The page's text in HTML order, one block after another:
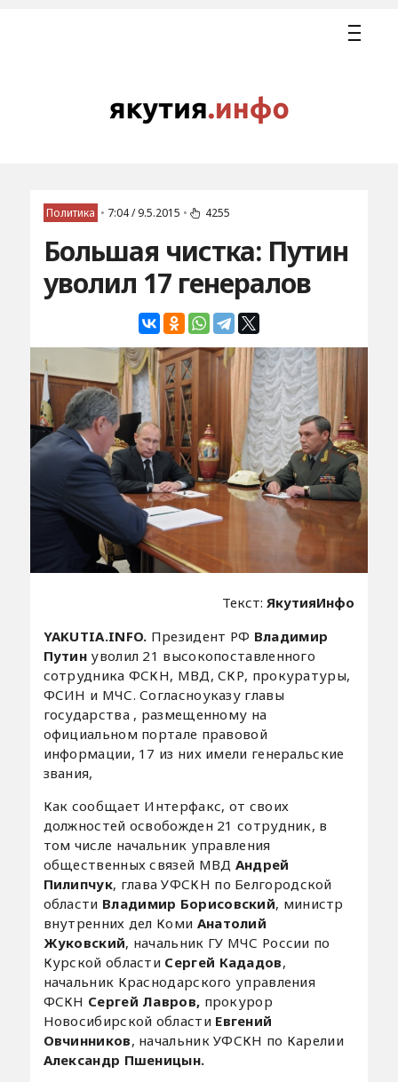
Политика • 7:04 / 9.5.2015 • 4255
Большая чистка: Путин
уволил 17 генералов
Текст: ЯкутияИнфо
YAKUTIA.INFO. Президент РФ Владимир
Путин уволил 21 высокопоставленного
сотрудника ФСКН, МВД, СКР, прокуратуры,
ФСИН и МЧС. Согласноуказу главы
государства , размещенному на
официальном портале правовой
информации, 17 из них имели генеральские
звания,
Как сообщает Интерфакс, от своих
должностей освобожден 21 сотрудник, в
том числе начальник управления
общественных связей МВД Андрей
Пилипчук, глава УФСКН по Белгородской
области Владимир Борисовский, министр
внутренних дел Коми Анатолий
Жуковский, начальник ГУ МЧС России по
Курской области Сергей Кададов,
начальник Краснодарского управления
ФСКН Сергей Лавров, прокурор
Новосибирской области Евгений
Овчинников, начальник УФСКН по Карелии
Александр Пшеницын.